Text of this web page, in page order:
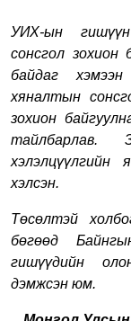
УИХ-ын
сонсгол зохион
байдаг
хяналтын
зохион
тайлбарлав.
хэлсэн.
Төсөлтэй
бөгөөд
гишүүдийн
дэмжсэн юм.